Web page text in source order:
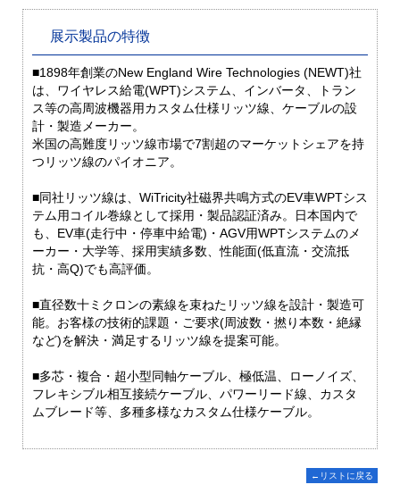
展示製品の特徴
■1898年創業のNew England Wire Technologies (NEWT)社
は、ワイヤレス給電(WPT)システム、インバータ、トラン
ス等の高周波機器用カスタム仕様リッツ線、ケーブルの設
計・製造メーカー。
米国の高難度リッツ線市場で7割超のマーケットシェアを持
つリッツ線のパイオニア。
■同社リッツ線は、WiTricity社磁界共鳴方式のEV車WPTシス
テム用コイル巻線として採用・製品認証済み。日本国内で
も、EV車(走行中・停車中給電)・AGV用WPTシステムのメ
ーカー・大学等、採用実績多数、性能面(低直流・交流抵
抗・高Q)でも高評価。
■直径数十ミクロンの素線を束ねたリッツ線を設計・製造可
能。お客様の技術的課題・ご要求(周波数・撚り本数・絶縁
など)を解決・満足するリッツ線を提案可能。
■多芯・複合・超小型同軸ケーブル、極低温、ローノイズ、
フレキシブル相互接続ケーブル、パワーリード線、カスタ
ムブレード等、多種多様なカスタム仕様ケーブル。
←リストに戻る